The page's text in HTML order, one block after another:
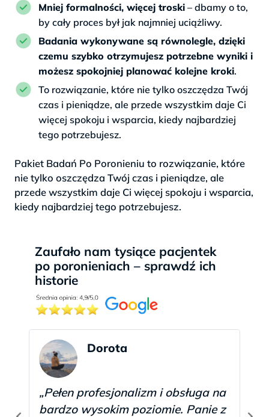
Mniej formalności, więcej troski – dbamy o to,
by cały proces był jak najmniej uciążliwy.
Badania wykonywane są równolegle, dzięki
czemu szybko otrzymujesz potrzebne wyniki i
możesz spokojniej planować kolejne kroki.
To rozwiązanie, które nie tylko oszczędza Twój
czas i pieniądze, ale przede wszystkim daje Ci
więcej spokoju i wsparcia, kiedy najbardziej
tego potrzebujesz.
Pakiet Badań Po Poronieniu to rozwiązanie, które
nie tylko oszczędza Twój czas i pieniądze, ale
przede wszystkim daje Ci więcej spokoju i wsparcia,
kiedy najbardziej tego potrzebujesz.
Zaufało nam tysiące pacjentek
po poronieniach – sprawdź ich
historie
Dorota
„Pełen profesjonalizm i obsługa na
bardzo wysokim poziomie. Panie z